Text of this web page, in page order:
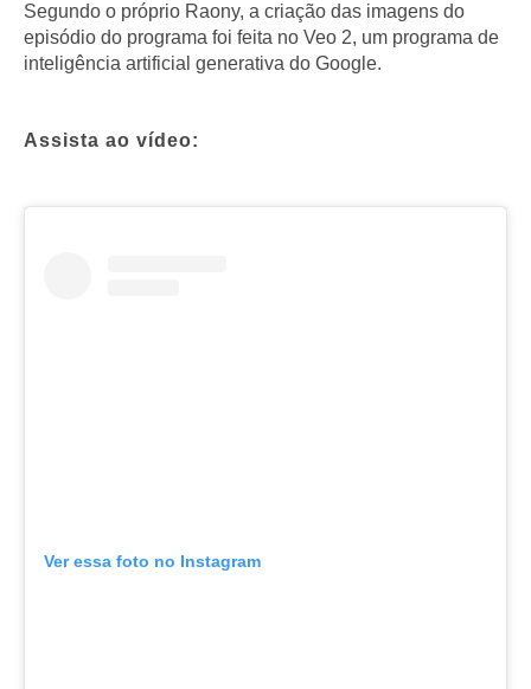
Segundo o próprio Raony, a criação das imagens do
episódio do programa foi feita no Veo 2, um programa de
inteligência artificial generativa do Google.
Assista ao vídeo:
Ver essa foto no Instagram